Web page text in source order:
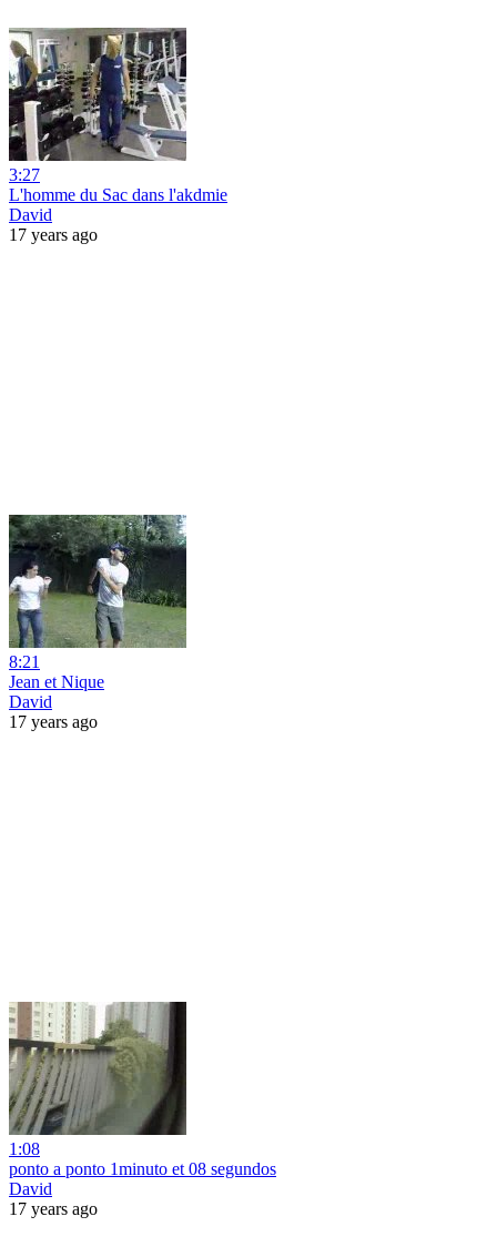
3:27
L'homme du Sac dans l'akdmie
David
17 years ago
8:21
Jean et Nique
David
17 years ago
1:08
ponto a ponto 1minuto et 08 segundos
David
17 years ago